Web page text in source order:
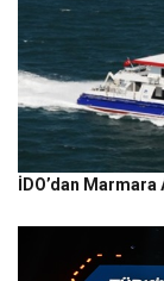
İDO’dan